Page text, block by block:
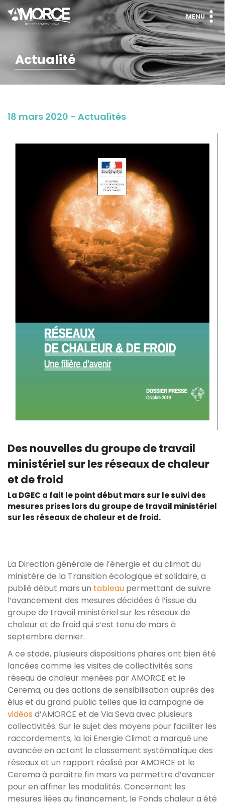
MENU
Actualité
18 mars 2020 - Actualités
Des nouvelles du groupe de travail
ministériel sur les réseaux de chaleur
et de froid
La DGEC a fait le point début mars sur le suivi des
mesures prises lors du groupe de travail ministériel
sur les réseaux de chaleur et de froid.
La Direction générale de l’énergie et du climat du
ministère de la Transition écologique et solidaire, a
publié début mars un tableau permettant de suivre
l’avancement des mesures décidées à l’issue du
groupe de travail ministériel sur les réseaux de
chaleur et de froid qui s’est tenu de mars à
septembre dernier.
A ce stade, plusieurs dispositions phares ont bien été
lancées comme les visites de collectivités sans
réseau de chaleur menées par AMORCE et le
Cerema, ou des actions de sensibilisation auprès des
élus et du grand public telles que la campagne de
vidéos d’AMORCE et de Via Seva avec plusieurs
collectivités. Sur le sujet des moyens pour faciliter les
raccordements, la loi Energie Climat a marqué une
avancée en actant le classement systématique des
réseaux et un rapport réalisé par AMORCE et le
Cerema à paraître fin mars va permettre d’avancer
pour en affiner les modalités. Concernant les
mesures liées au financement, le Fonds chaleur a été